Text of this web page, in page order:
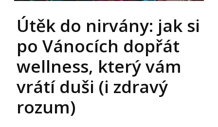
Útěk do nirvány: jak si
po Vánocích dopřát
wellness, který vám
vrátí duši (i zdravý
rozum)